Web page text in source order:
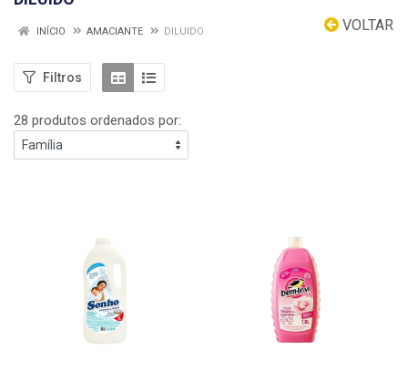
VOLTAR
INÍCIO AMACIANTE DILUIDO
Filtros
28 produtos ordenados por: